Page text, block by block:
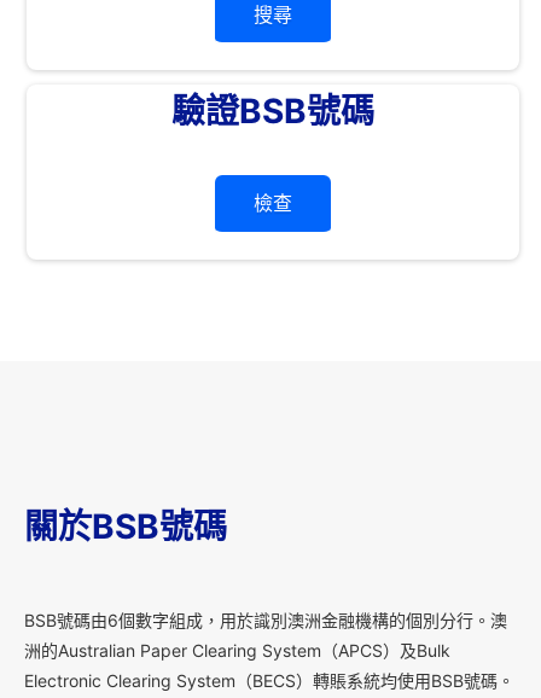
搜尋
驗證BSB號碼
檢查
關於BSB號碼
BSB號碼由6個數字組成，用於識別澳洲金融機構的個別分行。澳
洲的Australian Paper Clearing System（APCS）及Bulk
Electronic Clearing System（BECS）轉賬系統均使用BSB號碼。